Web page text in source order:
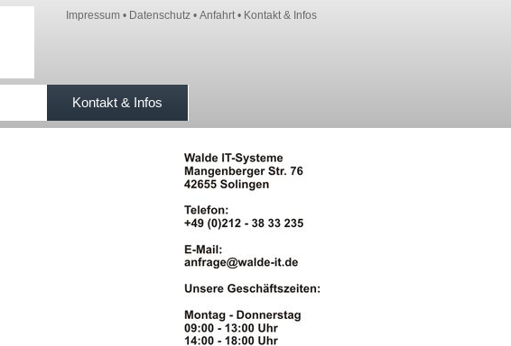
Impressum • Datenschutz • Anfahrt• Kontakt & Infos
Kontakt & Infos